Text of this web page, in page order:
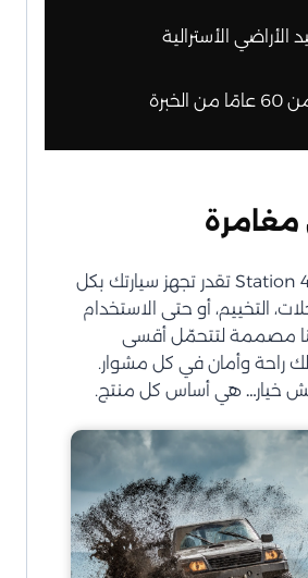
الأراضي الأسترالية
الخبرة
مغامرة
مع منتجات Station 4×4 تقدر تجهز سيارتك بكل
التخييم، أو حتى الاستخدام
مصممة لتتحمّل أقسى
راحة وأمان في كل مشوار.
مش خيار… هي أساس كل منتج.